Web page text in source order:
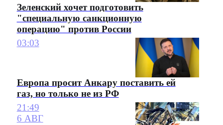
Зеленский хочет подготовить
"специальную санкционную
операцию" против России
03:03
Европа просит Анкару поставить ей
газ, но только не из РФ
21:49
6 АВГ